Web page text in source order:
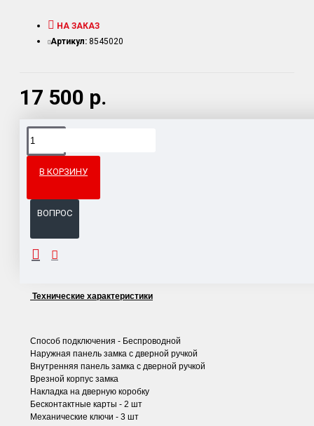
17 500 р.
НА ЗАКАЗ
Артикул: 8545020
В КОРЗИНУ
ВОПРОС
Доставка товара по всему Таможенному союзу.
ОПИСАНИЕ
Технические характеристики
Способ подключения - Беспроводной
Наружная панель замка с дверной ручкой
Внутренняя панель замка с дверной ручкой
Врезной корпус замка
Накладка на дверную коробку
Бесконтактные карты - 2 шт
Механические ключи - 3 шт